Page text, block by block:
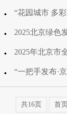
2025北京绿色
共16页 首页